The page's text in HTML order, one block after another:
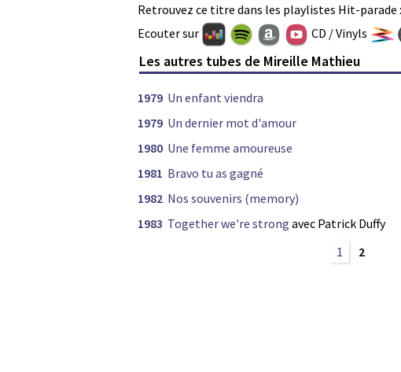
Retrouvez ce titre dans les playlistes Hit-parade :
Ecouter sur CD / Vinyls
Les autres tubes de Mireille Mathieu
1979 Un enfant viendra
1979 Un dernier mot d'amour
1980 Une femme amoureuse
1981 Bravo tu as gagné
1982 Nos souvenirs (memory)
1983 Together we're strong avec Patrick Duffy
1
2